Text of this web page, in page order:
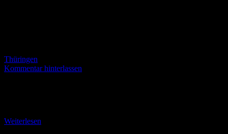
Thüringen
Kommentar hinterlassen
Weiterlesen